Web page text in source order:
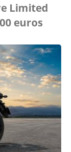
Limited
euros